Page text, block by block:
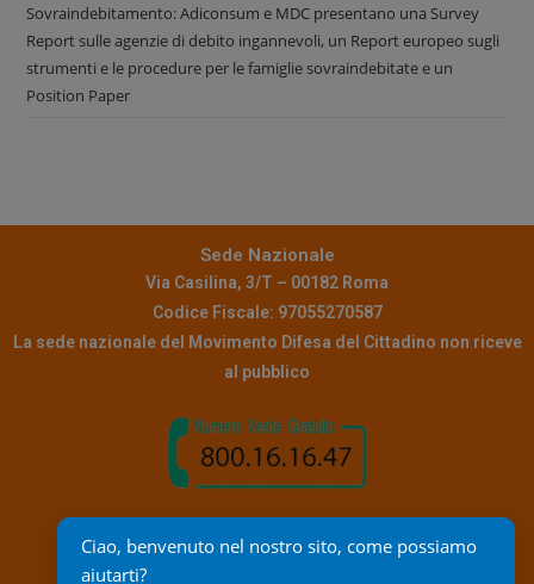
Sovraindebitamento: Adiconsum e MDC presentano una Survey
Report sulle agenzie di debito ingannevoli, un Report europeo sugli
strumenti e le procedure per le famiglie sovraindebitate e un
Position Paper
Sede Nazionale
Via Casilina, 3/T – 00182 Roma
Codice Fiscale: 97055270587
La sede nazionale del Movimento Difesa del Cittadino non riceve
al pubblico
Contatti
Ciao, benvenuto nel nostro sito, come possiamo
aiutarti?